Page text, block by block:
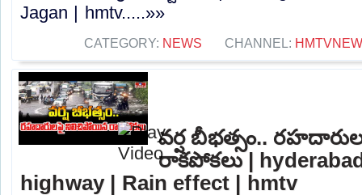
Jagan | hmtv.....»»
CATEGORY: NEWS CHANNEL:
వర్ష బీభత్సం..
రాకపోకలు |
highway | Rain effect | hmtv